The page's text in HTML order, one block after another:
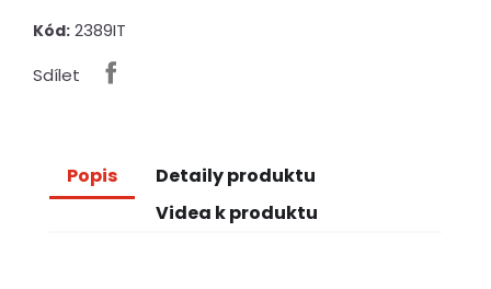
Kód: 2389IT
Sdílet
Popis
Detaily produktu
Videa k produktu